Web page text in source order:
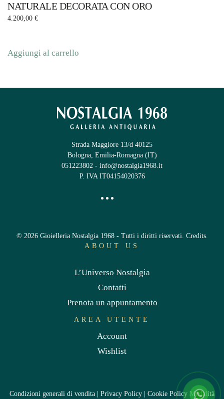
NATURALE DECORATA CON ORO
4.200,00 €
Aggiungi al carrello
Strada Maggiore 13/d 40125
Bologna, Emilia-Romagna (IT)
051223802 - info@nostalgia1968.it
P. IVA IT04154020376
© 2026Gioielleria Nostalgia 1968 - Tutti i diritti riservati. Credits.
ABOUT US
L’Universo Nostalgia
Contatti
Prenota un appuntamento
AREA UTENTE
Account
Wishlist
Condizioni generali di vendita Privacy Policy Cookie Policy Modalità